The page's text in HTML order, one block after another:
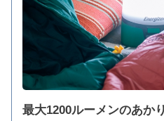
最大1200ルーメンのあかり